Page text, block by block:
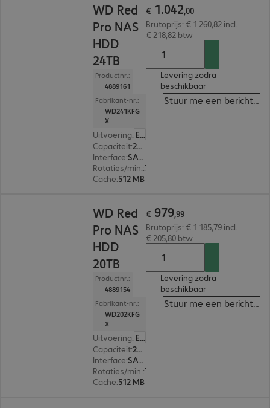
WD Red
Pro NAS
HDD
24TB
Productnr.:
4889161
Fabrikant-nr.:
WD241KFG
X
Uitvoering: Europa
Capaciteit: 24 TB
Interface:
SATA 3.0 (6 Gbit/s) 8,9 cm (3,5")
Rotaties/min. :
Cache:512 MB
€ 1.042,00
Brutoprijs: € 1.260,82 incl.
€ 218,82 btw
Levering zodra
beschikbaar
Stuur me een bericht
WD Red
Pro NAS
HDD
20TB
Productnr.:
4889154
Fabrikant-nr.:
WD202KFG
X
Uitvoering: Europa
Capaciteit: 20 TB
Interface:
SATA 3.0 (6 Gbit/s) 8,9 cm (3,5")
Rotaties/min. :
Cache:512 MB
€ 979,99
Brutoprijs: € 1.185,79 incl.
€ 205,80 btw
Levering zodra
beschikbaar
Stuur me een bericht